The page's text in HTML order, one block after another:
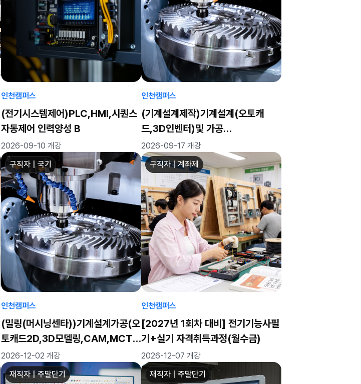
인천캠퍼스
(전기시스템제어)PLC,HMI,시퀀스
자동제어 인력양성 B
2026-09-10 개강
인천캠퍼스
(기계설계제작)기계설계(오토캐
드,3D인벤터)및 가공
(CAM,CNC,MCT)실무자 양성 C
2026-09-17 개강
구직자 | 국기
인천캠퍼스
(밀링(머시닝센타))기계설계가공(오
토캐드2D,3D모델링,CAM,MCT)
실무자 양성과정
2026-12-02 개강
구직자 | 계좌제
인천캠퍼스
[2027년 1회차 대비] 전기기능사필
기+실기 자격취득과정(월수금)
2026-12-07 개강
재직자 | 주말단기 재직자 | 주말단기